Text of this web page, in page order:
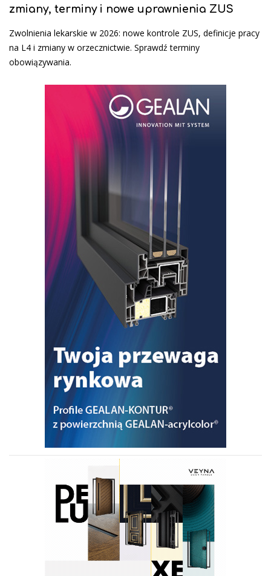
zmiany, terminy i nowe uprawnienia ZUS
Zwolnienia lekarskie w 2026: nowe kontrole ZUS, definicje pracy
na L4 i zmiany w orzecznictwie. Sprawdź terminy
obowiązywania.